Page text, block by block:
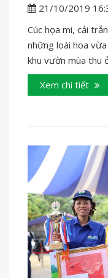
21/10/2019
Cúc họa mi, cải
những loài hoa
khu vườn mùa thu
Xem chi tiết